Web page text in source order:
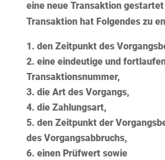
eine neue Transaktion
Transaktion hat Folgendes zu
den Zeitpunkt des
eine eindeutige und
Transaktionsnummer,
die Art des Vorgangs,
die Zahlungsart,
den Zeitpunkt der
des Vorgangsabbruchs,
einen Prüfwert sowie